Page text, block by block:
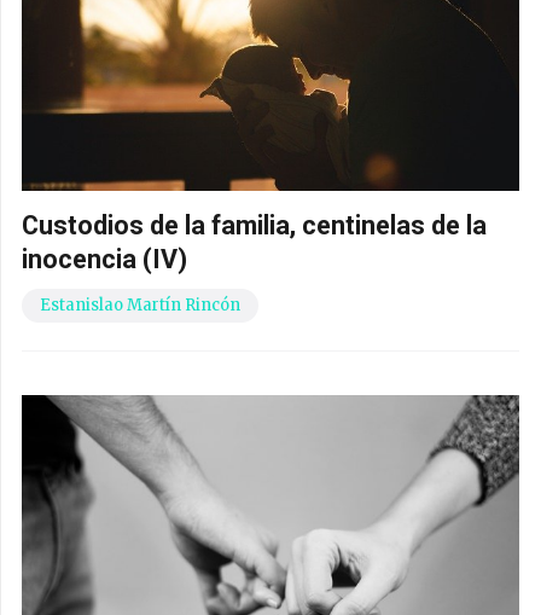
Custodios de la familia, centinelas de la
inocencia (IV)
Estanislao Martín Rincón